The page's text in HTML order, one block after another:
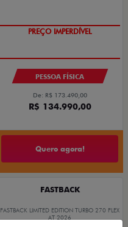
PREÇO IMPERDÍVEL
PESSOA FÍSICA
De: R$ 173.490,00
R$ 134.990,00
Quero agora!
FASTBACK
FASTBACK LIMITED EDITION TURBO 270 FLEX
AT 2026